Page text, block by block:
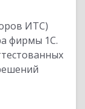
ИТС)
фирмы 1С.